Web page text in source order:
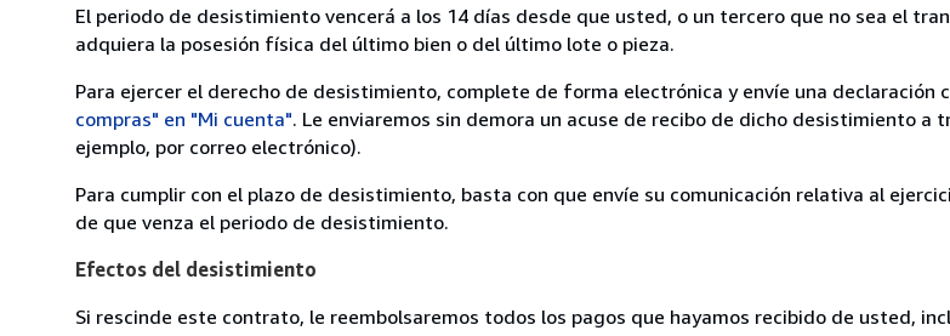
El periodo de desistimiento vencerá a los 14 días desde que usted, o un tercero que no sea el
adquiera la posesión física del último bien o del último lote o pieza.
Para ejercer el derecho de desistimiento, complete de forma electrónica y envíe una declaración
compras" en "Mi cuenta". Le enviaremos sin demora un acuse de recibo de dicho desistimiento a
ejemplo, por correo electrónico).
Para cumplir con el plazo de desistimiento, basta con que envíe su comunicación relativa al
de que venza el periodo de desistimiento.
Efectos del desistimiento
Si rescinde este contrato, le reembolsaremos todos los pagos que hayamos recibido de usted,